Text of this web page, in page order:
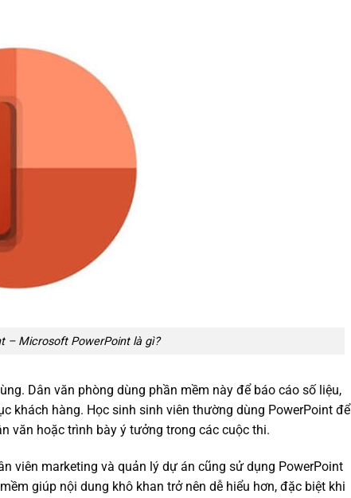
– Microsoft PowerPoint là gì?
Dân văn phòng dùng phần mềm này để báo cáo số liệu,
khách hàng. Học sinh sinh viên thường dùng PowerPoint để
văn hoặc trình bày ý tưởng trong các cuộc thi.
viên marketing và quản lý dự án cũng sử dụng PowerPoint
giúp nội dung khô khan trở nên dễ hiểu hơn, đặc biệt khi